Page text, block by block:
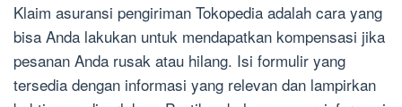
Klaim asuransi pengiriman Tokopedia adalah cara yang
bisa Anda lakukan untuk mendapatkan kompensasi jika
pesanan Anda rusak atau hilang. Isi formulir yang
tersedia dengan informasi yang relevan dan lampirkan